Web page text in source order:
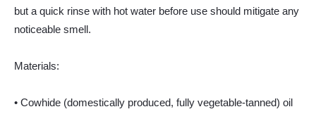
but a quick rinse with hot water before use should mitigate any
noticeable smell.
Materials:
• Cowhide (domestically produced, fully vegetable-tanned) oil